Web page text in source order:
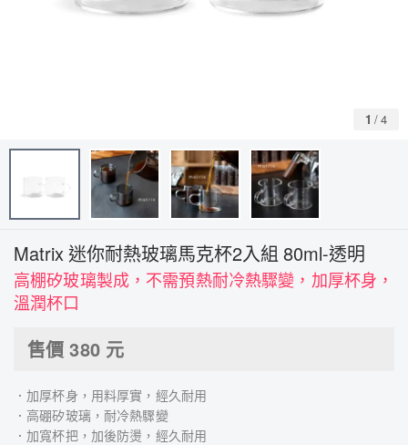
1 /4
Matrix 迷你耐熱玻璃馬克杯2入組 80ml-透明
高棚矽玻璃製成，不需預熱耐冷熱驟變，加厚杯身，
溫潤杯口
售價380元
．加厚杯身，用料厚實，經久耐用
．高硼矽玻璃，耐冷熱驟變
．加寬杯把，加後防燙，經久耐用